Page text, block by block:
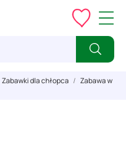
Zabawki dla chłopca
Zabawa w